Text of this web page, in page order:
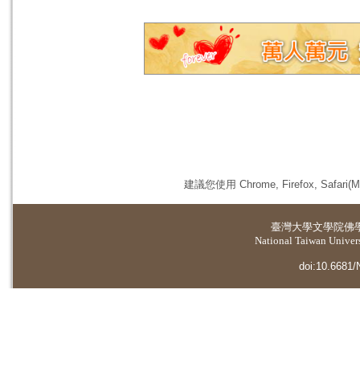
建議您使用 Chrome, Firefox,
臺灣大學文學院佛
National Taiwan
doi:10.6681/